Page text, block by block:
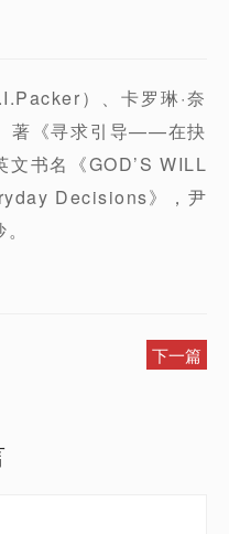
）、卡罗琳·奈
著《寻求引导——在抉
文书名《GOD’S WILL
Decisions》，尹
下一篇